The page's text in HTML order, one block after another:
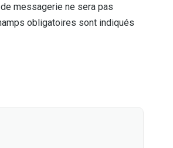
messagerie ne sera pas
obligatoires sont indiqués